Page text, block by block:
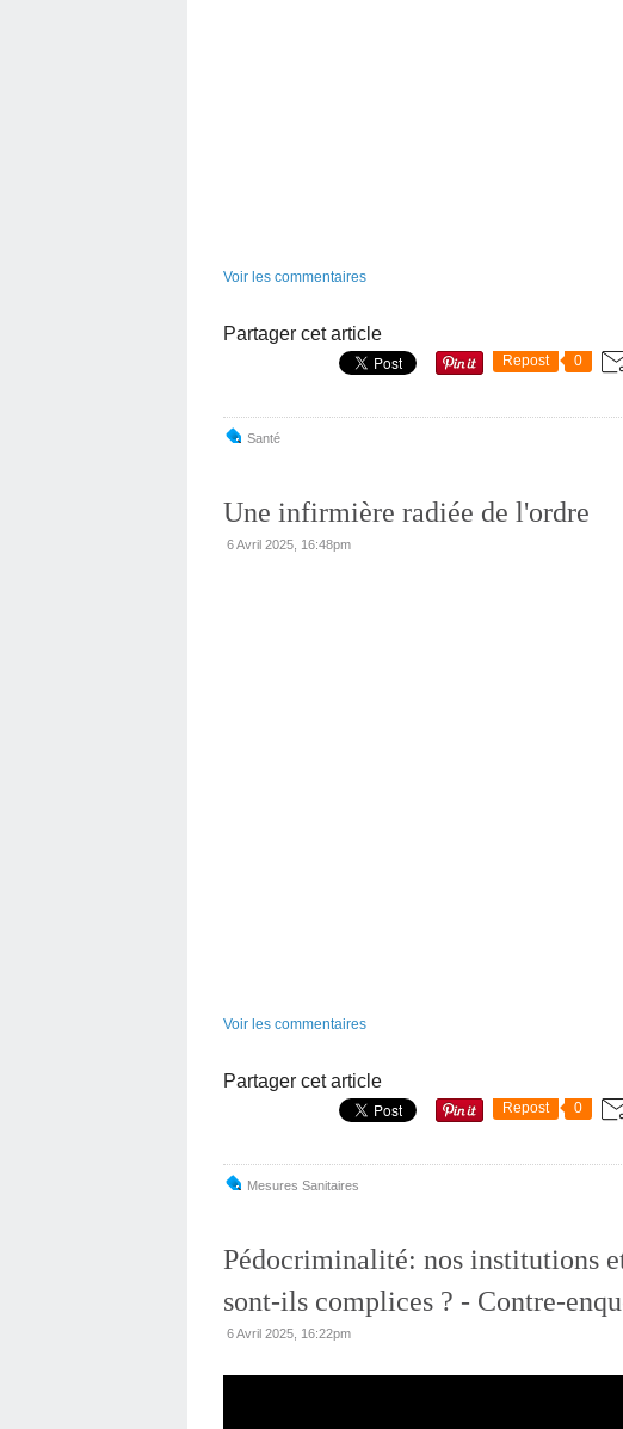
Voir les commentaires
Partager cet article
Repost 0
Santé
Une infirmière radiée de l'ordre
6 Avril 2025, 16:48pm
Voir les commentaires
Partager cet article
Repost 0
Mesures Sanitaires
Pédocriminalité: nos institutions
sont-ils complices ? - Contre-
6 Avril 2025, 16:22pm